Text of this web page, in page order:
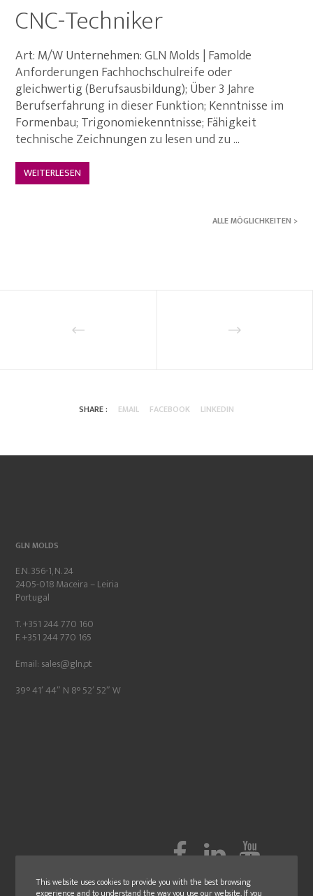
CNC-Techniker
Art: M/W Unternehmen: GLN Molds | Famolde
Anforderungen Fachhochschulreife oder
gleichwertig (Berufsausbildung); Über 3 Jahre
Berufserfahrung in dieser Funktion; Kenntnisse im
Formenbau; Trigonomiekenntnisse; Fähigkeit
technische Zeichnungen zu lesen und zu ...
WEITERLESEN
ALLE MÖGLICHKEITEN >
SHARE : EMAIL FACEBOOK LINKEDIN
GLN MOLDS
E.N. 356-1, N. 24
2405-018 Maceira – Leiria
Portugal
T. +351 244 770 160
F. +351 244 770 165
Email: sales@gln.pt
39° 41′ 44″ N 8° 52′ 52″ W
This website uses cookies to provide you with the best browsing
experience and to understand the way you use our website. If you